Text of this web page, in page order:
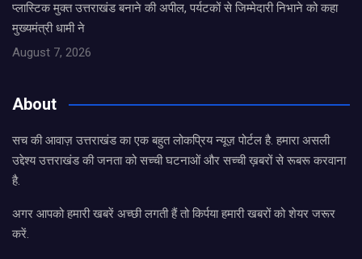
प्लास्टिक मुक्त उत्तराखंड बनाने की अपील, पर्यटकों से जिम्मेदारी निभाने को कहा
मुख्यमंत्री धामी ने
August 7, 2026
About
सच की आवाज़ उत्तराखंड का एक बहुत लोकप्रिय न्यूज़ पोर्टल है. हमारा असली
उद्देश्य उत्तराखंड की जनता को सच्ची घटनाओं और सच्ची ख़बरों से रूबरू करवाना
है.
अगर आपको हमारी खबरें अच्छी लगती हैं तो किर्पया हमारी खबरों को शेयर जरूर
करें.